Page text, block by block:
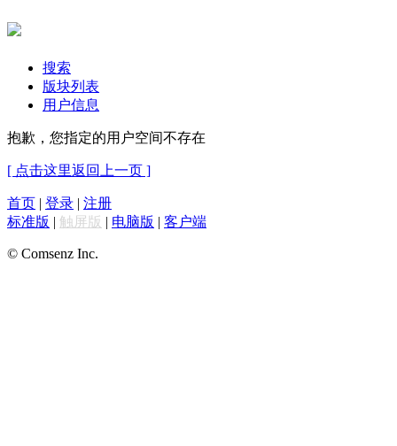
搜索
版块列表
用户信息
抱歉，您指定的用户空间不存在
[ 点击这里返回上一页 ]
首页 | 登录 | 注册
标准版 | 触屏版 | 电脑版 | 客户端
© Comsenz Inc.